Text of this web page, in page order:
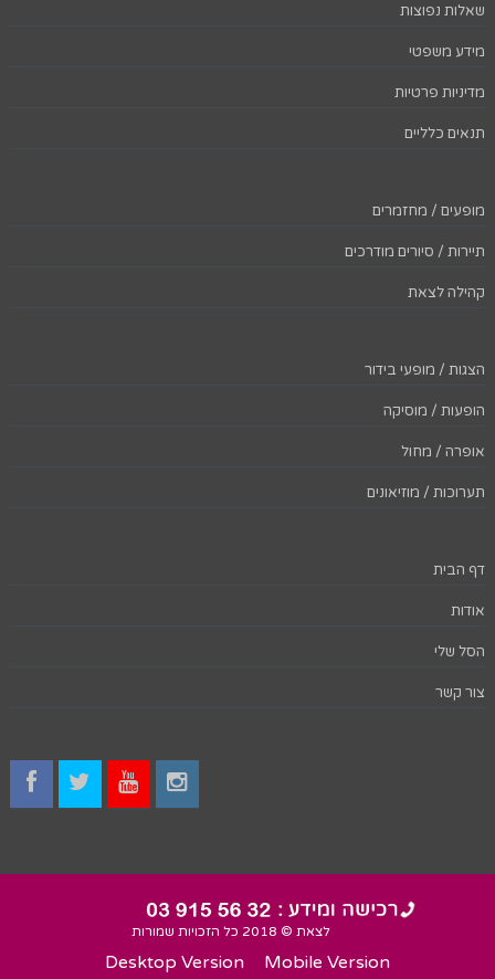
שאלות נפוצות
מידע משפטי
מדיניות פרטיות
תנאים כלליים
מופעים / מחזמרים
תיירות / סיורים מודרכים
קהילה לצאת
הצגות / מופעי בידור
הופעות / מוסיקה
אופרה / מחול
תערוכות / מוזיאונים
דף הבית
אודות
הסל שלי
צור קשר
לצאת © 2018 כל הזכויות שמורות
Desktop Version Mobile Version